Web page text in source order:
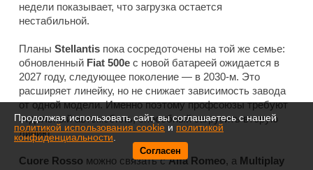
недели показывает, что загрузка остается
нестабильной.
Планы Stellantis пока сосредоточены на той же семье:
обновленный Fiat 500e с новой батареей ожидается в
2027 году, следующее поколение — в 2030-м. Это
расширяет линейку, но не снижает зависимость завода
от одной модели. Именно поэтому профсоюзы требуют
отдельный автомобиль, способный загрузить вторую
линию.
Cuore Rosso можно связать сAlfa Romeo, а Multiplay
Продолжая использовать сайт, вы соглашаетесь с нашей
политикой использования cookie и политикой
конфиденциальности
Согласен